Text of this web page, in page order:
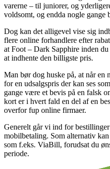
varerne – til juniorer, og
voldsomt, og endda nogle gange
Dog kan det alligevel vise sig
flere online forhandlere efter
at Foot – Dark Sapphire inden
at indhente den billigste pris.
Man bør dog huske på, at når en
for en udsalgspris der kan ses
gange være et bevis på en falsk
kort er i hvert fald en del af en
overfor fup online firmaer.
Generelt går vi ind for
mobilbetaling. Som alternativ
som f.eks. ViaBill, forudsat du
periode.